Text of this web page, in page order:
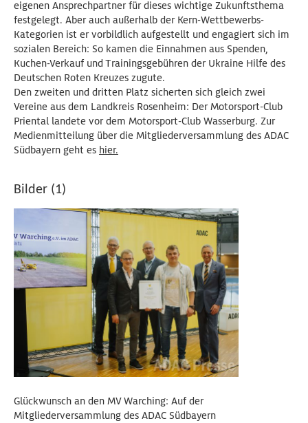
eigenen Ansprechpartner für dieses wichtige Zukunftsthema
festgelegt. Aber auch außerhalb der Kern-Wettbewerbs-
Kategorien ist er vorbildlich aufgestellt und engagiert sich im
sozialen Bereich: So kamen die Einnahmen aus Spenden,
Kuchen-Verkauf und Trainingsgebühren der Ukraine Hilfe des
Deutschen Roten Kreuzes zugute.
Den zweiten und dritten Platz sicherten sich gleich zwei
Vereine aus dem Landkreis Rosenheim: Der Motorsport-Club
Priental landete vor dem Motorsport-Club Wasserburg. Zur
Medienmitteilung über die Mitgliederversammlung des ADAC
Südbayern geht es hier.
Bilder (1)
Glückwunsch an den MV Warching: Auf der
Mitgliederversammlung des ADAC Südbayern